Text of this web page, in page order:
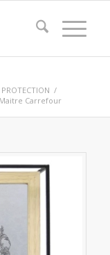
PROTECTION /
Carrefour